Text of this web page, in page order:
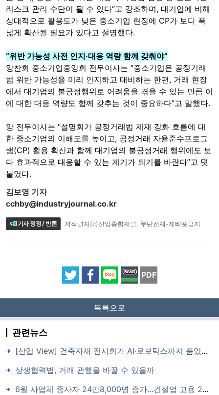
리스크 관리 수단이 될 수 있다”고 강조하며, 대기업에 비해
상대적으로 활용도가 낮은 중소기업 현장에 CP가 보다 폭
넓게 확산될 필요가 있다고 설명했다.
“위반 가능성 사전 인지·대응 역량 함께 갖춰야”
양찬회 중소기업중앙회 전무이사는 “중소기업은 공정거래
법 위반 가능성을 미리 인지하고 대비하는 한편, 거래 현장
에서 대기업의 불공정행위로 어려움을 겪을 수 있는 만큼 이
에 대한 대응 역량도 함께 갖추는 것이 중요하다”고 말했다.
양 전무이사는 “설명회가 공정거래법 제재 강화 흐름에 대
한 중소기업의 이해도를 높이고, 공정거래 자율준수프로그
램(CP) 활용 확산과 함께 대기업의 불공정거래 행위에도 보
다 효과적으로 대응할 수 있는 계기가 되기를 바란다”고 덧
붙였다.
김보영 기자
cchby@industryjournal.co.kr
기사 정정 / 반론 저작권자(c)산업종합저널. 무단전재-재배포금지
PDF
목록으로
관련뉴스
[산업 View] 건축자재 전시회가 AI·로보틱스까지 품었다…코리아빌드위크 개막
상생협력법, 거래 관행을 바꿀 수 있을까
6월 사업체 종사자 24만8,000명 증가…건설업 고용 24개월 만에 반등